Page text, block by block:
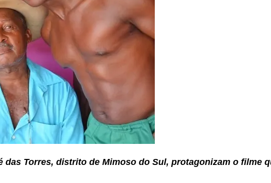
das Torres, distrito de Mimoso do Sul, protagonizam o filme